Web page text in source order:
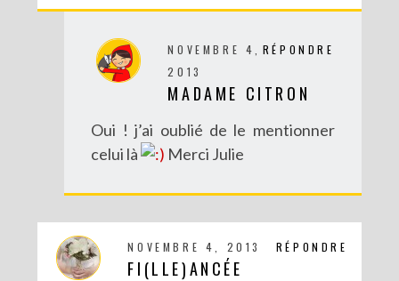
DIY : UN COUCOU SUISSE DES TEMPS MODERNES
RÉPONDRE
NOVEMBRE 4,
2013
MADAME CITRON
Oui ! j’ai oublié de le mentionner
celui là
Merci Julie
RÉPONDRE
NOVEMBRE 4, 2013
FI(LLE)ANCÉE